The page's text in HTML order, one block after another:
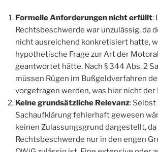
Formelle Anforderungen nicht erfüllt:
Rechtsbeschwerde war unzulässig, da
nicht ausreichend konkretisiert hatte,
hypothetische Frage zur Art der
geantwortet hätte. Nach § 344 Abs. 2
müssen Rügen im Bußgeldverfahren
vorgetragen werden, was hier nicht der
Keine grundsätzliche Relevanz: Selbst
Sachaufklärung fehlerhaft gewesen
keinen Zulassungsgrund dargestellt, da
Rechtsbeschwerde nur in den engen